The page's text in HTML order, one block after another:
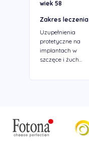
wiek 58
Zakres leczenia
Uzupełnienia
protetyczne na
implantach w
szczęce i żuch...